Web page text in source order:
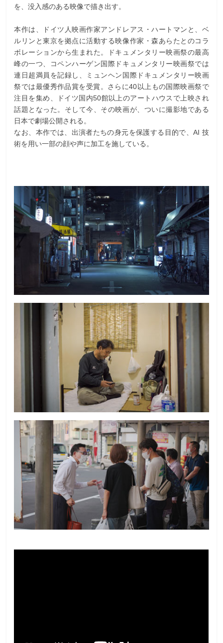
を、没⼊感のある映像で描き出す。
本作は、ドイツ⼈映画作家アンドレアス・ハートマンと、ベ
ルリンと東京を拠点に活動する映像作家・森あらたとのコラ
ボレーションから⽣まれた。ドキュメンタリー映画祭の最⾼
峰の⼀つ、コペンハーゲン国際ドキュメンタリー映画祭では
連⽇超満員を記録し、ミュンヘン国際ドキュメンタリー映画
祭では最優秀作品賞を受賞。さらに40以上もの国際映画祭で
注⽬を集め、ドイツ国内50館以上のアートハウスで上映され
話題となった。そして今、その映画が、ついに撮影地である
⽇本で劇場公開される。
なお、本作では、出演者たちの⾝元を保護する⽬的で、AI 技
術を⽤い⼀部の顔や声に加⼯を施している。